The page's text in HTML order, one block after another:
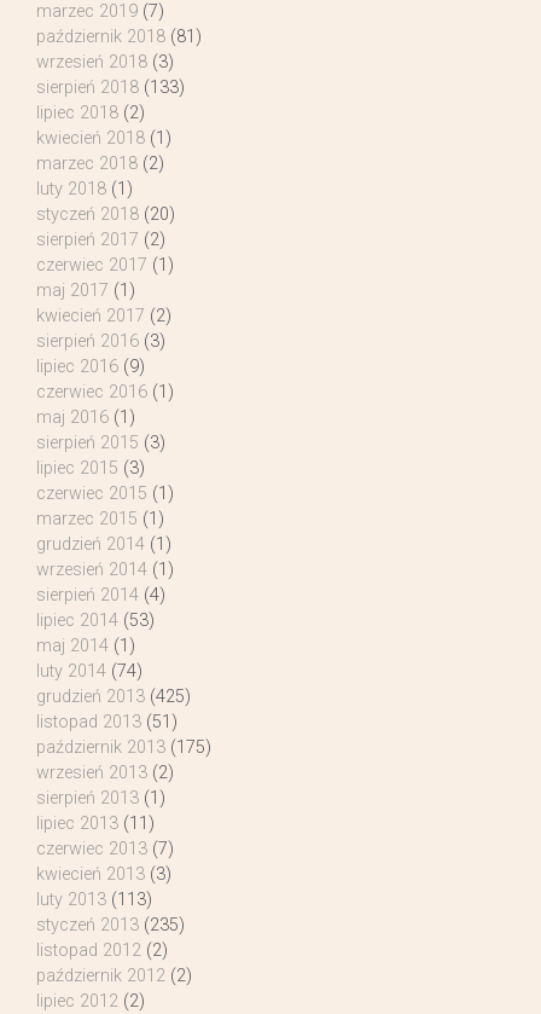
marzec 2019 (7)
październik 2018 (81)
wrzesień 2018 (3)
sierpień 2018 (133)
lipiec 2018 (2)
kwiecień 2018 (1)
marzec 2018 (2)
luty 2018 (1)
styczeń 2018 (20)
sierpień 2017 (2)
czerwiec 2017 (1)
maj 2017 (1)
kwiecień 2017 (2)
sierpień 2016 (3)
lipiec 2016 (9)
czerwiec 2016 (1)
maj 2016 (1)
sierpień 2015 (3)
lipiec 2015 (3)
czerwiec 2015 (1)
marzec 2015 (1)
grudzień 2014 (1)
wrzesień 2014 (1)
sierpień 2014 (4)
lipiec 2014 (53)
maj 2014 (1)
luty 2014 (74)
grudzień 2013 (425)
listopad 2013 (51)
październik 2013 (175)
wrzesień 2013 (2)
sierpień 2013 (1)
lipiec 2013 (11)
czerwiec 2013 (7)
kwiecień 2013 (3)
luty 2013 (113)
styczeń 2013 (235)
listopad 2012 (2)
październik 2012 (2)
lipiec 2012 (2)